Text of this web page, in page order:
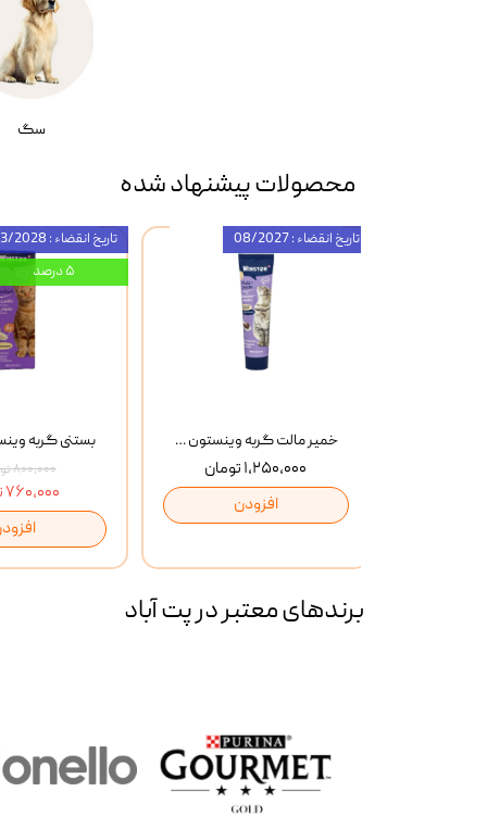
سگ
محصولات پیشنهاد شده
۸۰۰,۰۰۰ تومان
۷۶۰,۰۰۰ تومان
تاریخ انقضاء : 03/2028
۵ درصد
خمیر مالت گربه وینستون Winston Flea Seed Husks وزن 100 گرم
۱,۲۵۰,۰۰۰ تومان
افزودن
تاریخ انقضاء : 08/2027
برند‌های معتبر در پت آباد